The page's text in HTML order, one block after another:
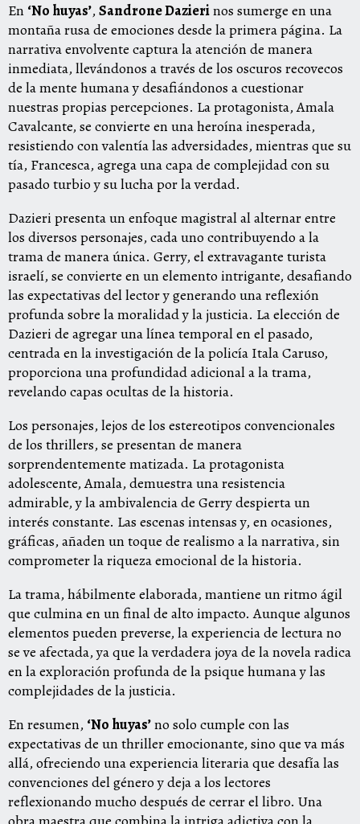
En ‘No huyas’,Sandrone Dazierinos sumerge en una
montaña rusa de emociones desde la primera página. La
narrativa envolvente captura la atención de manera
inmediata, llevándonos a través de los oscuros recovecos
de la mente humana y desafiándonos a cuestionar
nuestras propias percepciones. La protagonista, Amala
Cavalcante, se convierte en una heroína inesperada,
resistiendo con valentía las adversidades, mientras que su
tía, Francesca, agrega una capa de complejidad con su
pasado turbio y su lucha por la verdad.
Dazieri presenta un enfoque magistral al alternar entre
los diversos personajes, cada uno contribuyendo a la
trama de manera única. Gerry, el extravagante turista
israelí, se convierte en un elemento intrigante, desafiando
las expectativas del lector y generando una reflexión
profunda sobre la moralidad y la justicia. La elección de
Dazieri de agregar una línea temporal en el pasado,
centrada en la investigación de la policía Itala Caruso,
proporciona una profundidad adicional a la trama,
revelando capas ocultas de la historia.
Los personajes, lejos de los estereotipos convencionales
de los thrillers, se presentan de manera
sorprendentemente matizada. La protagonista
adolescente, Amala, demuestra una resistencia
admirable, y la ambivalencia de Gerry despierta un
interés constante. Las escenas intensas y, en ocasiones,
gráficas, añaden un toque de realismo a la narrativa, sin
comprometer la riqueza emocional de la historia.
La trama, hábilmente elaborada, mantiene un ritmo ágil
que culmina en un final de alto impacto. Aunque algunos
elementos pueden preverse, la experiencia de lectura no
se ve afectada, ya que la verdadera joya de la novela radica
en la exploración profunda de la psique humana y las
complejidades de la justicia.
En resumen, ‘No huyas’no solo cumple con las
expectativas de un thriller emocionante, sino que va más
allá, ofreciendo una experiencia literaria que desafía las
convenciones del género y deja a los lectores
reflexionando mucho después de cerrar el libro. Una